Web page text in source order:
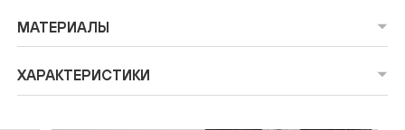
МАТЕРИАЛЫ
ХАРАКТЕРИСТИКИ